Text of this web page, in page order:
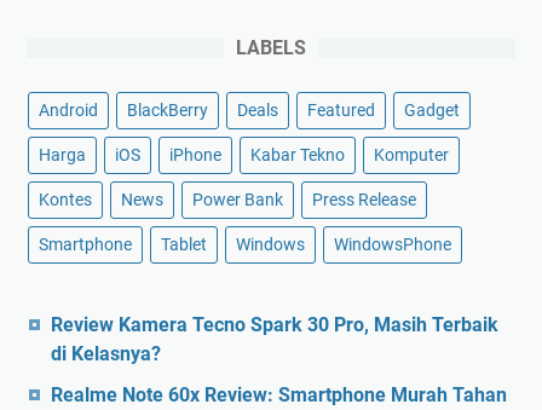
LABELS
Android BlackBerry Deals Featured Gadget
Harga iOS iPhone Kabar Tekno Komputer
Kontes News Power Bank Press Release
Smartphone Tablet Windows WindowsPhone
Review Kamera Tecno Spark 30 Pro, Masih Terbaik
di Kelasnya?
Realme Note 60x Review: Smartphone Murah Tahan